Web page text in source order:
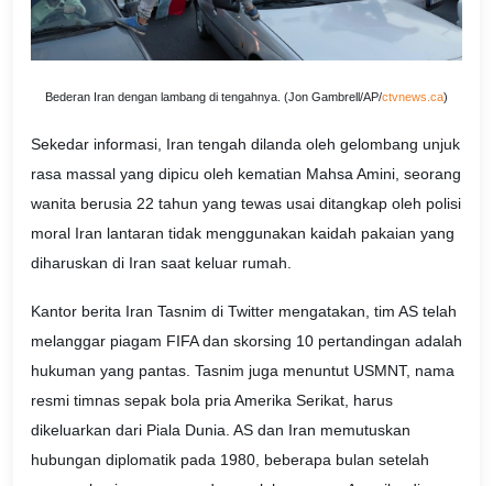
Bederan Iran dengan lambang di tengahnya. (Jon Gambrell/AP/ctvnews.ca)
Sekedar informasi, Iran tengah dilanda oleh gelombang unjuk
rasa massal yang dipicu oleh kematian Mahsa Amini, seorang
wanita berusia 22 tahun yang tewas usai ditangkap oleh polisi
moral Iran lantaran tidak menggunakan kaidah pakaian yang
diharuskan di Iran saat keluar rumah.
Kantor berita Iran Tasnim di Twitter mengatakan, tim AS telah
melanggar piagam FIFA dan skorsing 10 pertandingan adalah
hukuman yang pantas. Tasnim juga menuntut USMNT, nama
resmi timnas sepak bola pria Amerika Serikat, harus
dikeluarkan dari Piala Dunia. AS dan Iran memutuskan
hubungan diplomatik pada 1980, beberapa bulan setelah